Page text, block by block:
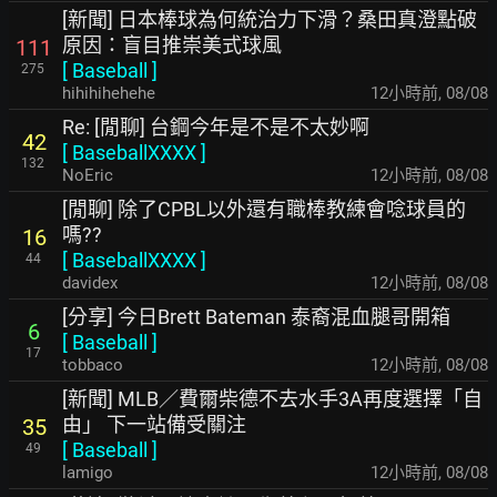
111
275
[新聞] 日本棒球為何統治力下滑？桑田真澄點破
原因：盲目推崇美式球風
[ Baseball ]
hihihihehehe 12小時前, 08/08
42
132
Re: [閒聊] 台鋼今年是不是不太妙啊
[ BaseballXXXX]
NoEric 12小時前, 08/08
16
44
[閒聊] 除了CPBL以外還有職棒教練會唸球員的
嗎??
[ BaseballXXXX]
davidex 12小時前, 08/08
6
17
[分享] 今日Brett Bateman 泰裔混血腿哥開箱
[ Baseball ]
tobbaco 12小時前, 08/08
35
49
[新聞] MLB／費爾柴德不去水手3A再度選擇「自
由 」 下一站備受關注
[ Baseball ]
lamigo 12小時前, 08/08